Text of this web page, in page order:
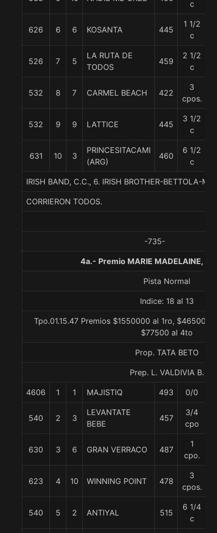
c
626 6 6 KOSANTA 445
1 1/2
c
526 7 5
LA RUTA DE
TODOS
459
2 1/2
c
532 8 7 CARMEL BEACH 422
3
cpos.
532 9 9 LATTICE 445
3 1/2
c
631 10 3
PRINCESITACAMI
(ARG)
460
6 1/2
c
IRISH BAND, C.C., 6. IRISH BROTHER-BETTOLA-
CORRIERON TODOS.
-735-
4a.- Premio MARIE MADELAINE,
Pista Normal
Indice: 18 al 13
Tpo.01.15.47 Premios $1550000 al 1ro,
$77500 al 4to
Prop. TATA BETO
Prep. L. VALDIVIA B.
4606 1 1 MAJISTIQ 493 0/0
540 2 3
LEVANTATE
BEBE
457
3/4
cpo
630 3 6 GRAN VERRACO 487
1
cpo.
623 4 10 WINNING POINT 478
3
cpos.
540 5 2 ANTIYAL 515
6 1/4
c